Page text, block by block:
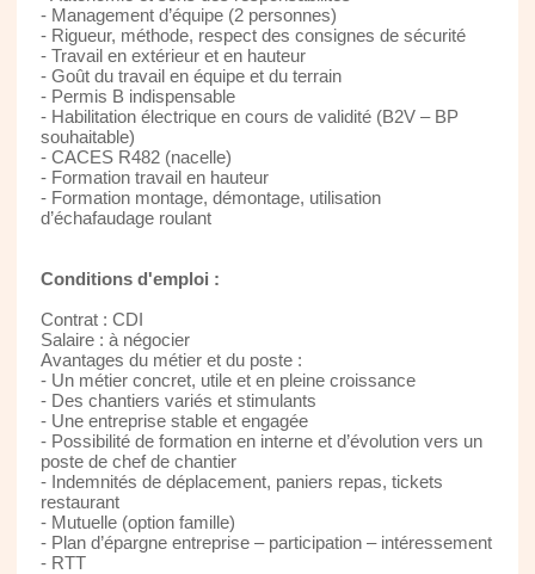
- Management d’équipe (2 personnes)
- Rigueur, méthode, respect des consignes de sécurité
- Travail en extérieur et en hauteur
- Goût du travail en équipe et du terrain
- Permis B indispensable
- Habilitation électrique en cours de validité (B2V – BP
souhaitable)
- CACES R482 (nacelle)
- Formation travail en hauteur
- Formation montage, démontage, utilisation
d’échafaudage roulant
Conditions d'emploi :
Contrat : CDI
Salaire : à négocier
Avantages du métier et du poste :
- Un métier concret, utile et en pleine croissance
- Des chantiers variés et stimulants
- Une entreprise stable et engagée
- Possibilité de formation en interne et d’évolution vers un
poste de chef de chantier
- Indemnités de déplacement, paniers repas, tickets
restaurant
- Mutuelle (option famille)
- Plan d’épargne entreprise – participation – intéressement
- RTT